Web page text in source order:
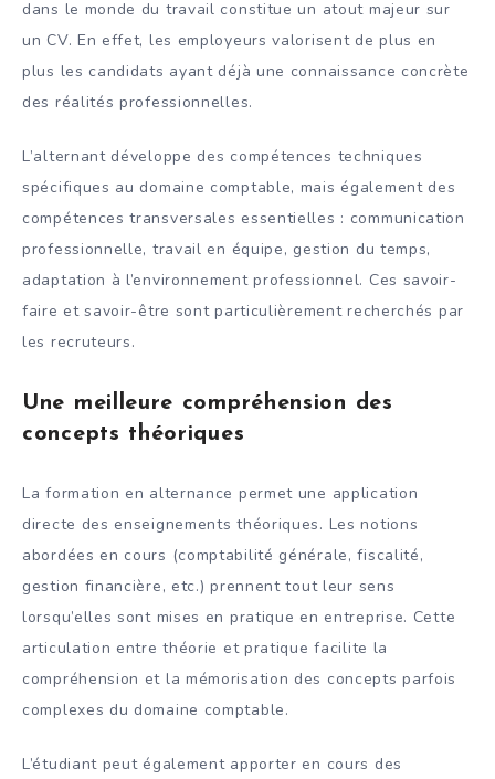
dans le monde du travail constitue un atout majeur sur
un CV. En effet, les employeurs valorisent de plus en
plus les candidats ayant déjà une connaissance concrète
des réalités professionnelles.
L’alternant développe des compétences techniques
spécifiques au domaine comptable, mais également des
compétences transversales essentielles : communication
professionnelle, travail en équipe, gestion du temps,
adaptation à l’environnement professionnel. Ces savoir-
faire et savoir-être sont particulièrement recherchés par
les recruteurs.
Une meilleure compréhension des
concepts théoriques
La formation en alternance permet une application
directe des enseignements théoriques. Les notions
abordées en cours (comptabilité générale, fiscalité,
gestion financière, etc.) prennent tout leur sens
lorsqu’elles sont mises en pratique en entreprise. Cette
articulation entre théorie et pratique facilite la
compréhension et la mémorisation des concepts parfois
complexes du domaine comptable.
L’étudiant peut également apporter en cours des